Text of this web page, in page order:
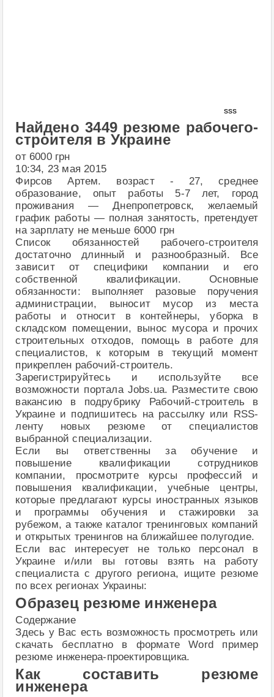
sss
Найдено 3449 резюме рабочего-
строителя в Украине
от 6000 грн
10:34, 23 мая 2015
Фирсов Артем. возраст - 27, среднее
образование, опыт работы 5-7 лет, город
проживания — Днепропетровск, желаемый
график работы — полная занятость, претендует
на зарплату не меньше 6000 грн
Список обязанностей рабочего-строителя
достаточно длинный и разнообразный. Все
зависит от специфики компании и его
собственной квалификации. Основные
обязанности: выполняет разовые поручения
администрации, выносит мусор из места
работы и относит в контейнеры, уборка в
складском помещении, вынос мусора и прочих
строительных отходов, помощь в работе для
специалистов, к которым в текущий момент
прикреплен рабочий-строитель.
Зарегистрируйтесь и используйте все
возможности портала Jobs.ua. Разместите свою
вакансию в подрубрику Рабочий-строитель в
Украине и подпишитесь на рассылку или RSS-
ленту новых резюме от специалистов
выбранной специализации.
Если вы ответственны за обучение и
повышение квалификации сотрудников
компании, просмотрите курсы профессий и
повышения квалификации, учебные центры,
которые предлагают курсы иностранных языков
и программы обучения и стажировки за
рубежом, а также каталог тренинговых компаний
и открытых тренингов на ближайшее полугодие.
Если вас интересует не только персонал в
Украине и/или вы готовы взять на работу
специалиста с другого региона, ищите резюме
по всех регионах Украины:
Образец резюме инженера
Содержание
Здесь у Вас есть возможность просмотреть или
скачать бесплатно в формате Word пример
резюме инженера-проектировщика.
Как составить резюме
инженера